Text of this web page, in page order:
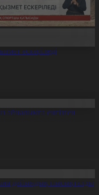
ескеріледі
айналымға енгізген
дайындық пысықталды